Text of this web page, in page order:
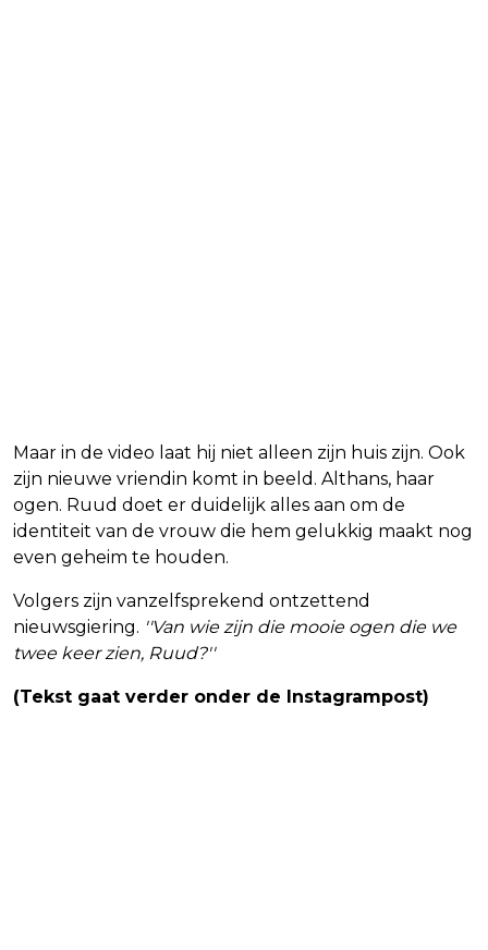
Maar in de video laat hij niet alleen zijn huis zijn. Ook
zijn nieuwe vriendin komt in beeld. Althans, haar
ogen. Ruud doet er duidelijk alles aan om de
identiteit van de vrouw die hem gelukkig maakt nog
even geheim te houden.
Volgers zijn vanzelfsprekend ontzettend
nieuwsgiering. ''Van wie zijn die mooie ogen die we
twee keer zien, Ruud?''
(Tekst gaat verder onder de Instagrampost)